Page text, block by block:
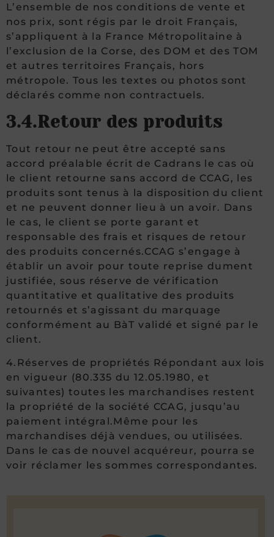
L’ensemble de nos conditions de vente et
nos prix, sont régis par le droit Français,
s’appliquent à la France Métropolitaine à
l’exclusion de la Corse, des DOM et des TOM
et autres territoires Français, hors
métropole. Tous les textes ou photos sont
déclarés comme non contractuels.
3.4.Retour des produits
Tout retour ne peut être accepté sans
accord préalable écrit de Cadrans le cas où
le client retourne sans accord de CCAG, les
produits sont tenus à la disposition du client
et ne peuvent donner lieu à un avoir. Dans
le cas, le client se porte garant et
responsable des frais et risques de retour
des produits concernés.CCAG s’engage à
établir un avoir pour toute reprise dument
justifiée, sous réserve de vérification
quantitative et qualitative des produits
retournés et s’agissant du marquage
conformément au BàT validé et signé par le
client.
4.Réserves de propriétés Répondant aux lois
en vigueur (80.335 du 12.05.1980, et
suivantes) toutes les marchandises restent
la propriété de la société CCAG, jusqu’au
paiement intégral.Même pour les
marchandises déjà vendues, ou utilisées.
Dans le cas de nouvel acquéreur, pourra se
voir réclamer les sommes correspondantes.